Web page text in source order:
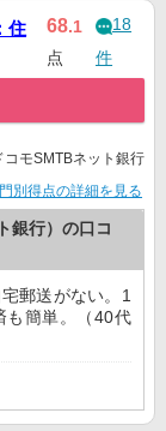
住
68.1
点
18
件
モSMTBネット銀行
別得点の詳細を見る
銀行）の口コ
郵送がない。1
も簡単。（40代